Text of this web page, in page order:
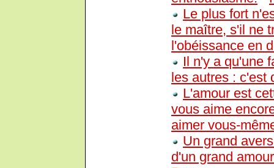
Le plus fort
le maître, s'il ne
l'obéissance en
Il n'y a qu'une
les autres : c'est
L'amour est
vous aime
aimer vous-
Un grand
d'un grand